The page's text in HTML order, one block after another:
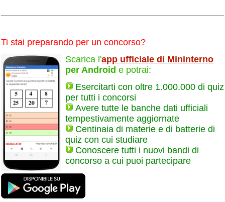
Ti stai preparando per un concorso?
Scarica l'app ufficiale di Mininterno
per Android e potrai:
Esercitarti con oltre 1.000.000 di quiz
per tutti i concorsi
Avere tutte le banche dati ufficiali
tempestivamente aggiornate
Centinaia di materie e di batterie di
quiz con cui studiare
Conoscere tutti i nuovi bandi di
concorso a cui puoi partecipare